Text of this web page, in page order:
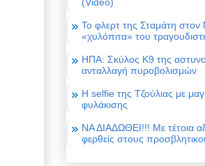
(Video)
Το φλερτ της Σταμάτη στον
«χυλόπιτα» του
ΗΠΑ: Σκύλος Κ9 της
ανταλλαγή πυροβολισμών
Η selfie της Τζούλιας με
φυλάκισης
ΝΑ ΔΙΑΔΩΘΕΙ!!! Με τέτοια
φερθείς στους